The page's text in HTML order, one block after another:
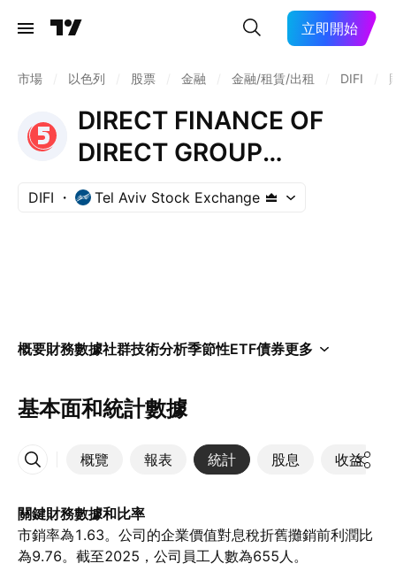
立即開始
市場 以色列 股票 金融 金融/租賃/出租 DIFI
DIRECT FINANCE OF
DIRECT GROUP
(2006)LTD
DIFI Tel Aviv Stock Exchange
概要財務數據社群技術分析季節性ETF債券更多
基本面和統計數據
概覽 報表 統計 股息 收益
更多
關鍵財務數據和比率
市銷率為1.63。公司的企業價值對息稅折舊攤銷前利潤比
為9.76。截至2025，公司員工人數為655人。